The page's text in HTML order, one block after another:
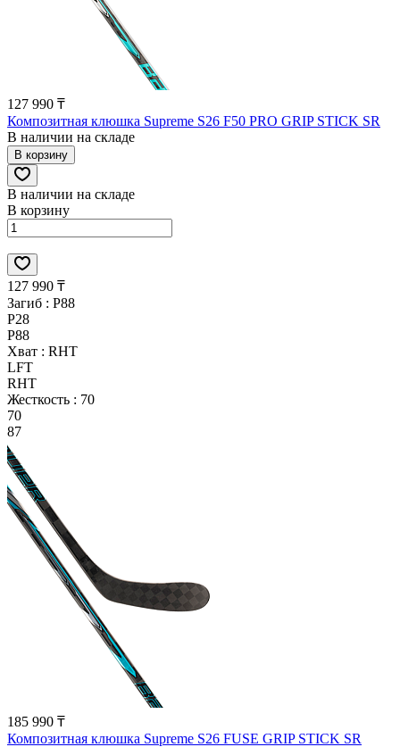
127 990 ₸
Композитная клюшка Supreme S26 F50 PRO GRIP STICK SR
В наличии на складе
В корзину
В наличии на складе
В корзину
127 990 ₸
Загиб : P88
P28
P88
Хват : RHT
LFT
RHT
Жесткость : 70
70
87
185 990 ₸
Композитная клюшка Supreme S26 FUSE GRIP STICK SR